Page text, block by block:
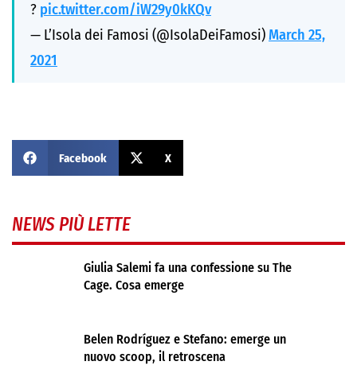
?️ pic.twitter.com/iW29y0kKQv
— L’Isola dei Famosi (@IsolaDeiFamosi)March 25,
2021
Facebook X
NEWS PIÙ LETTE
Giulia Salemi fa una confessione su The
Cage. Cosa emerge
Belen Rodríguez e Stefano: emerge un
nuovo scoop, il retroscena